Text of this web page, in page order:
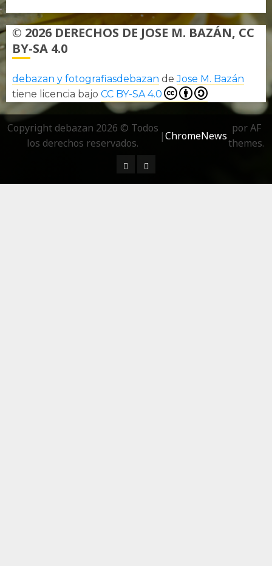
© 2026 DERECHOS DE JOSE M. BAZÁN, CC
BY-SA 4.0
debazan y fotografiasdebazan deJose M. Bazán
tiene licencia bajo CC BY-SA 4.0
Copyright debazan 2026 © Todos
los derechos reservados.
|ChromeNews
por AF
themes.
¿ Quién soy…?
Más información sobre las